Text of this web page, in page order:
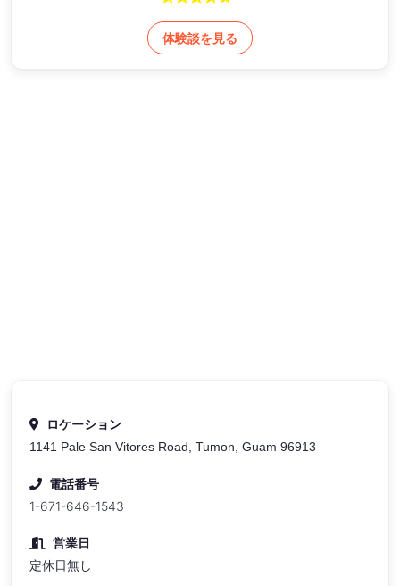
体験談を見る
ロケーション
1141 Pale San Vitores Road, Tumon, Guam 96913
電話番号
1-671-646-1543
営業日
定休日無し